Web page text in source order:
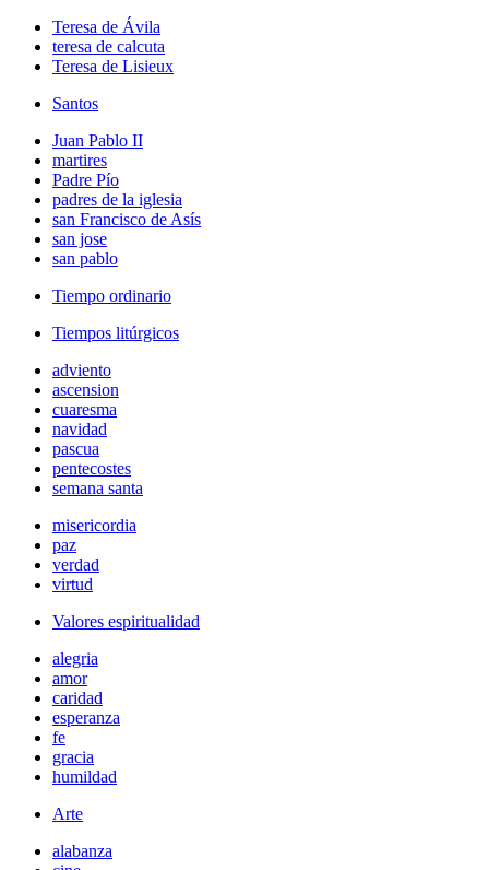
Teresa de Ávila
teresa de calcuta
Teresa de Lisieux
Santos
Juan Pablo II
martires
Padre Pío
padres de la iglesia
san Francisco de Asís
san jose
san pablo
Tiempo ordinario
Tiempos litúrgicos
adviento
ascension
cuaresma
navidad
pascua
pentecostes
semana santa
misericordia
paz
verdad
virtud
Valores espiritualidad
alegria
amor
caridad
esperanza
fe
gracia
humildad
Arte
alabanza